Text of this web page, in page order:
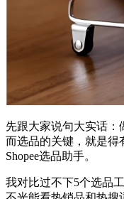
先跟大家说句大实话：
而选品的关键，就是得
Shopee选品助手。
我对比过不下5个选品